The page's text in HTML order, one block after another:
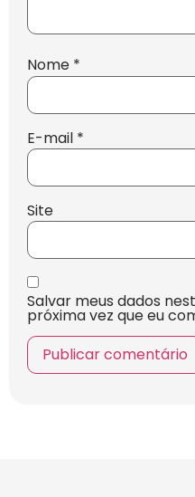
Nome *
E-mail *
Site
Salvar meus dados
próxima vez que eu